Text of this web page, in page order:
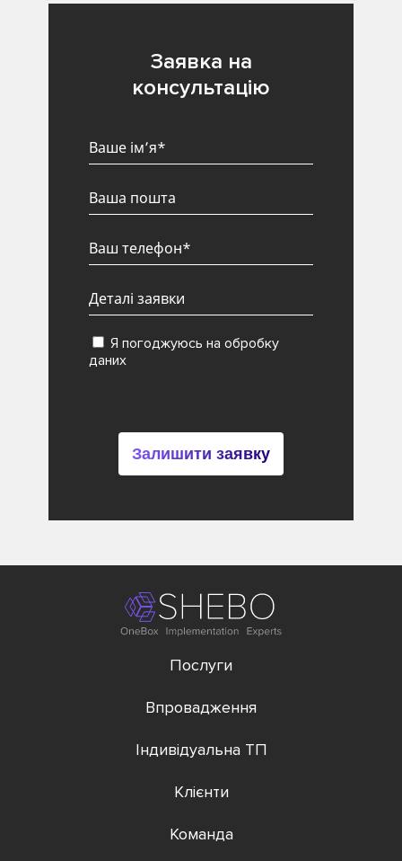
Заявка на
консультацію
Я погоджуюсь на обробку
даних
Залишити заявку
Послуги
Впровадження
Індивідуальна ТП
Клієнти
Команда